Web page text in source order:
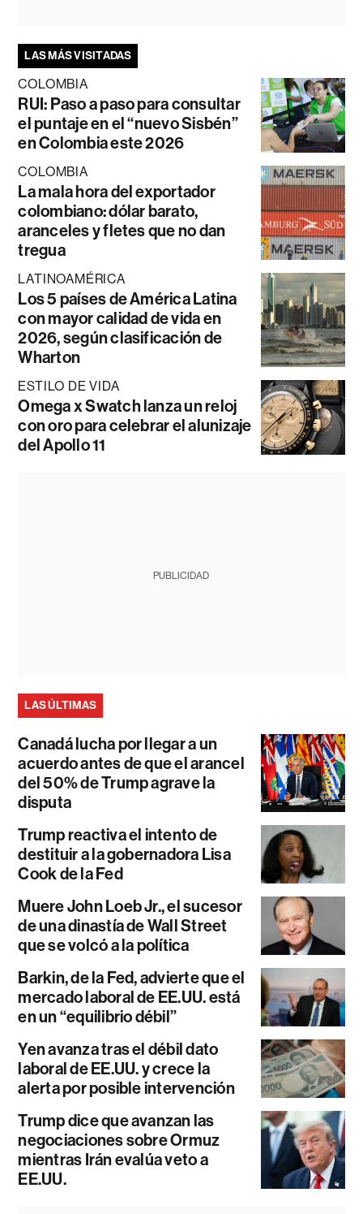
LAS MÁS VISITADAS
COLOMBIA
RUI: Paso a paso para consultar
el puntaje en el “nuevo Sisbén”
en Colombia este 2026
COLOMBIA
La mala hora del exportador
colombiano: dólar barato,
aranceles y fletes que no dan
tregua
LATINOAMÉRICA
Los 5 países de América Latina
con mayor calidad de vida en
2026, según clasificación de
Wharton
ESTILO DE VIDA
Omega x Swatch lanza un reloj
con oro para celebrar el alunizaje
del Apollo 11
PUBLICIDAD
LAS ÚLTIMAS
Canadá lucha por llegar a un
acuerdo antes de que el arancel
del 50% de Trump agrave la
disputa
Trump reactiva el intento de
destituir a la gobernadora Lisa
Cook de la Fed
Muere John Loeb Jr., el sucesor
de una dinastía de Wall Street
que se volcó a la política
Barkin, de la Fed, advierte que el
mercado laboral de EE.UU. está
en un “equilibrio débil”
Yen avanza tras el débil dato
laboral de EE.UU. y crece la
alerta por posible intervención
Trump dice que avanzan las
negociaciones sobre Ormuz
mientras Irán evalúa veto a
EE.UU.